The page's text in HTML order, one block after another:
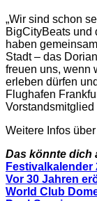
„Wir sind schon
BigCityBeats und
haben
Stadt – das
freuen uns, wenn
erleben dürfen
Flughafen
Vorstandsmitglied
Weitere Infos
Das könnte dich
Festivalkalender
Vor 30 Jahren
World Club